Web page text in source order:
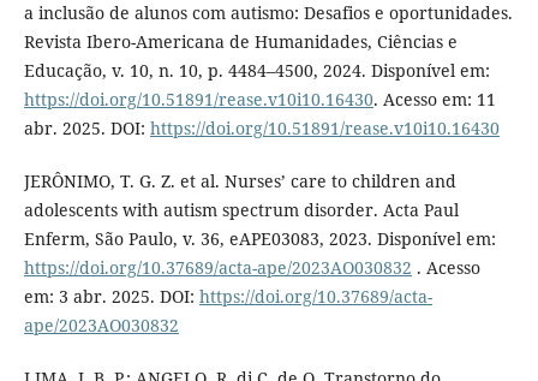
a inclusão de alunos com autismo: Desafios e oportunidades.
Revista Ibero-Americana de Humanidades, Ciências e
Educação, v. 10, n. 10, p. 4484–4500, 2024. Disponível em:
https://doi.org/10.51891/rease.v10i10.16430. Acesso em: 11
abr. 2025. DOI: https://doi.org/10.51891/rease.v10i10.16430
JERÔNIMO, T. G. Z. et al. Nurses’ care to children and
adolescents with autism spectrum disorder. Acta Paul
Enferm, São Paulo, v. 36, eAPE03083, 2023. Disponível em:
https://doi.org/10.37689/acta-ape/2023AO030832 . Acesso
em: 3 abr. 2025. DOI: https://doi.org/10.37689/acta-
ape/2023AO030832